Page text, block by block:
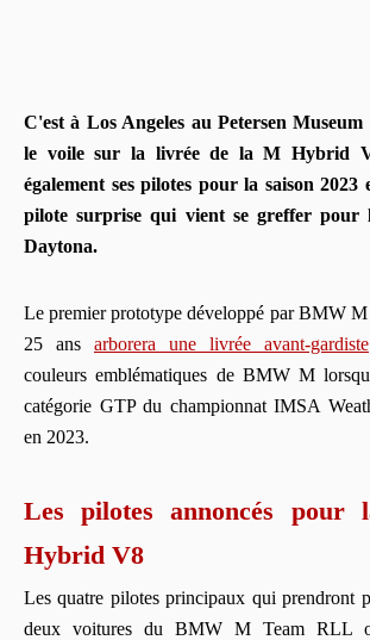
C'est à Los Angeles au Petersen
le voile sur la livrée de la M Hybrid
également ses pilotes pour la saison
pilote surprise qui vient se greffer pour
Daytona.
Le premier prototype développé par BMW
25 ans arborera une livrée avant-gardiste
couleurs emblématiques de BMW M
catégorie GTP du championnat IMSA
en 2023.
Les pilotes annoncés
Hybrid V8
Les quatre pilotes principaux qui prendront
deux voitures du BMW M Team RLL